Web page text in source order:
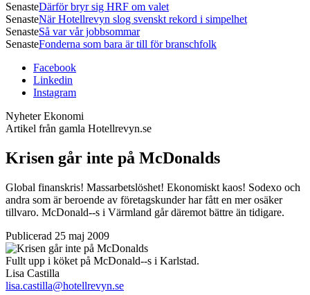
SenasteDärför bryr sig HRF om valet
SenasteNär Hotellrevyn slog svenskt rekord i simpelhet
SenasteSå var vår jobbsommar
SenasteFonderna som bara är till för branschfolk
Facebook
Linkedin
Instagram
NyheterEkonomi
Artikel från gamla Hotellrevyn.se
Krisen går inte på McDonalds
Global finanskris! Massarbetslöshet! Ekonomiskt kaos! Sodexo och
andra som är beroende av företagskunder har fått en mer osäker
tillvaro. McDonald--s i Värmland går däremot bättre än tidigare.
Publicerad 25 maj 2009
Fullt upp i köket på McDonald--s i Karlstad.
Lisa Castilla
lisa.castilla@hotellrevyn.se